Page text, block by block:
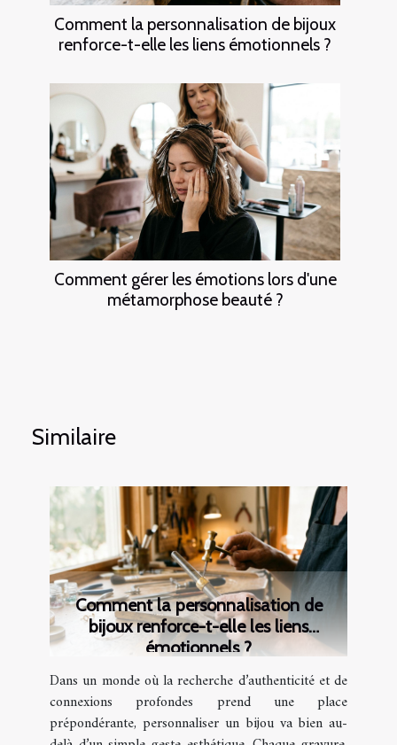
Comment la personnalisation de bijoux
renforce-t-elle les liens émotionnels ?
Comment gérer les émotions lors d'une
métamorphose beauté ?
Similaire
Comment la personnalisation de
bijoux renforce-t-elle les liens
émotionnels ?
Dans un monde où la recherche d’authenticité et de
connexions profondes prend une place
prépondérante, personnaliser un bijou va bien au-